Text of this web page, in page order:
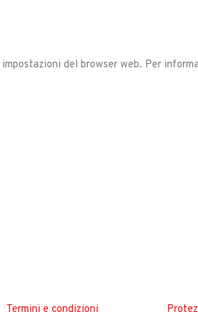
del browser web. Per
Termini e condizioni